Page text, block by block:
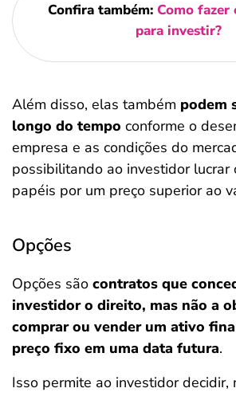
Confira também: Como fazer
para investir?
Além disso, elas também podem
longo do tempo conforme o
empresa e as condições do
possibilitando ao investidor lucrar
papéis por um preço superior ao
Opções
Opções são contratos que
investidor o direito, mas não a
comprar ou vender um ativo
preço fixo em uma data futura.
Isso permite ao investidor decidir,